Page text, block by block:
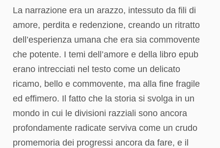
La narrazione era un arazzo, intessuto da fili di
amore, perdita e redenzione, creando un ritratto
dell’esperienza umana che era sia commovente
che potente. I temi dell’amore e della libro epub
erano intrecciati nel testo come un delicato
ricamo, bello e commovente, ma alla fine fragile
ed effimero. Il fatto che la storia si svolga in un
mondo in cui le divisioni razziali sono ancora
profondamente radicate serviva come un crudo
promemoria dei progressi ancora da fare, e il